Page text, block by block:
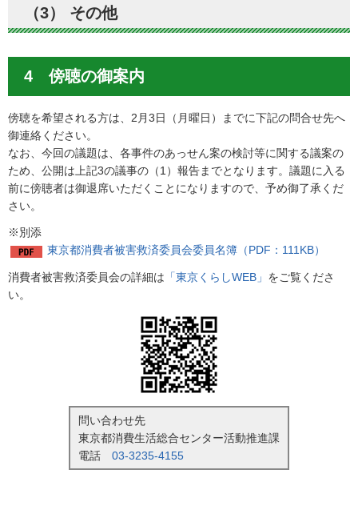
（3） その他
4 傍聴の御案内
傍聴を希望される方は、2月3日（月曜日）までに下記の問合せ先へ
御連絡ください。
なお、今回の議題は、各事件のあっせん案の検討等に関する議案の
ため、公開は上記3の議事の（1）報告までとなります。議題に入る
前に傍聴者は御退席いただくことになりますので、予め御了承くだ
さい。
※別添
東京都消費者被害救済委員会委員名簿（PDF：111KB）
消費者被害救済委員会の詳細は 「東京くらしWEB」 をご覧くださ
い。
問い合わせ先
東京都消費生活総合センター活動推進課
電話 03-3235-4155